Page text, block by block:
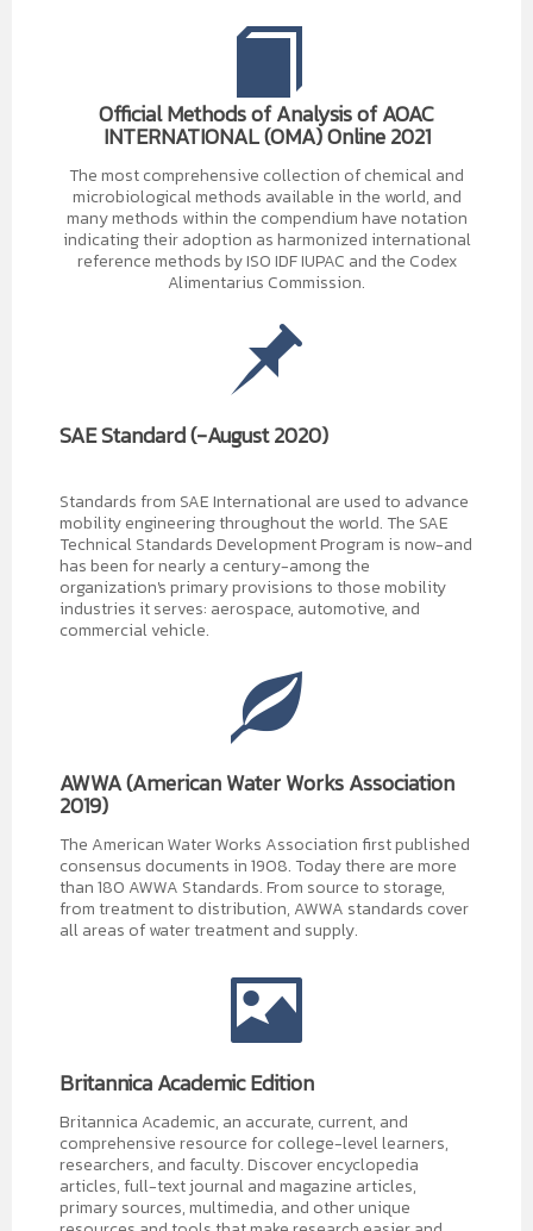
Official Methods of Analysis of AOAC
INTERNATIONAL (OMA) Online 2021
The most comprehensive collection of chemical and
microbiological methods available in the world, and
many methods within the compendium have notation
indicating their adoption as harmonized international
reference methods by ISO IDF IUPAC and the Codex
Alimentarius Commission.
SAE Standard (-August 2020)
Standards from SAE International are used to advance
mobility engineering throughout the world. The SAE
Technical Standards Development Program is now-and
has been for nearly a century-among the
organization's primary provisions to those mobility
industries it serves: aerospace, automotive, and
commercial vehicle.
AWWA (American Water Works Association
2019)
The American Water Works Association first published
consensus documents in 1908. Today there are more
than 180 AWWA Standards. From source to storage,
from treatment to distribution, AWWA standards cover
all areas of water treatment and supply.
Britannica Academic Edition
Britannica Academic, an accurate, current, and
comprehensive resource for college-level learners,
researchers, and faculty. Discover encyclopedia
articles, full-text journal and magazine articles,
primary sources, multimedia, and other unique